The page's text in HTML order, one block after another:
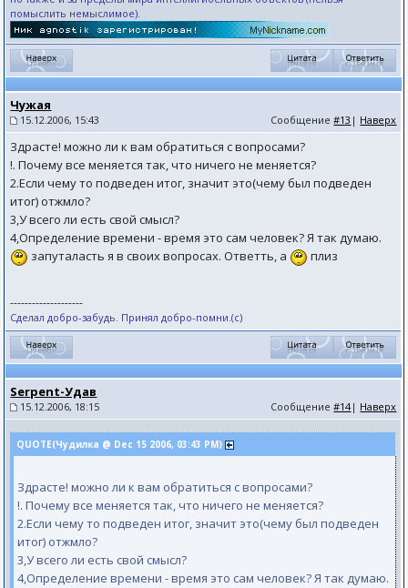
помыслить немыслимое).
Чужая
15.12.2006, 15:43 Сообщение#13 | Наверх
Здрасте! можно ли к вам обратиться с вопросами?
!. Почему все меняется так, что ничего не меняется?
2.Если чему то подведен итог, значит это(чему был подведен
итог) отжмло?
3,У всего ли есть свой смысл?
4,Определение времени - время это сам человек? Я так думаю.
запуталасть я в своих вопросах. Ответть, а
плиз
--------------------
Сделал добро-забудь. Принял добро-помни.(с)
Serpent-Удав
15.12.2006, 18:15 Сообщение#14| Наверх
QUOTE(Чудилка @ Dec 15 2006, 03:43 PM)
Здрасте! можно ли к вам обратиться с вопросами?
!. Почему все меняется так, что ничего не меняется?
2.Если чему то подведен итог, значит это(чему был подведен
итог) отжмло?
3,У всего ли есть свой смысл?
4,Определение времени - время это сам человек? Я так думаю.